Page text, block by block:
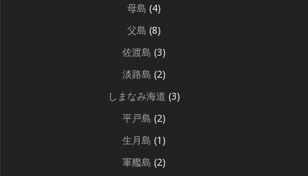
母島 (4)
父島 (8)
佐渡島 (3)
淡路島 (2)
しまなみ海道 (3)
平戸島 (2)
生月島 (1)
軍艦島 (2)